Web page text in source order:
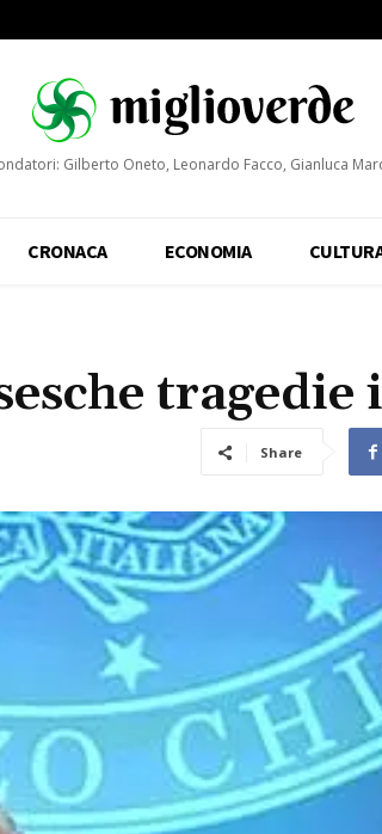
Gilberto Oneto, Leonardo Facco, Gianluca
CRONACA ECONOMIA
tragedie
Share